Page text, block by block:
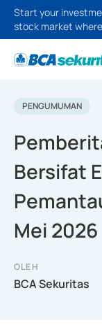
Start your
stock market
PENGUMUMAN
Bersifat
Mei 2026
OLEH
BCA Sekuritas